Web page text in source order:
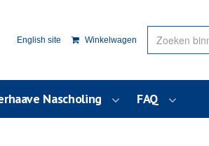
English site Winkelwagen
Nascholing FAQ